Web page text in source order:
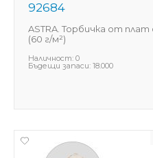
92684
ASTRA. Торбичка от плат
(60 г/м²)
Наличност: 0
Бъдещи запаси: 18.000